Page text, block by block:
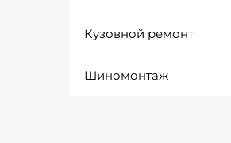
Кузовной ремонт
Шиномонтаж